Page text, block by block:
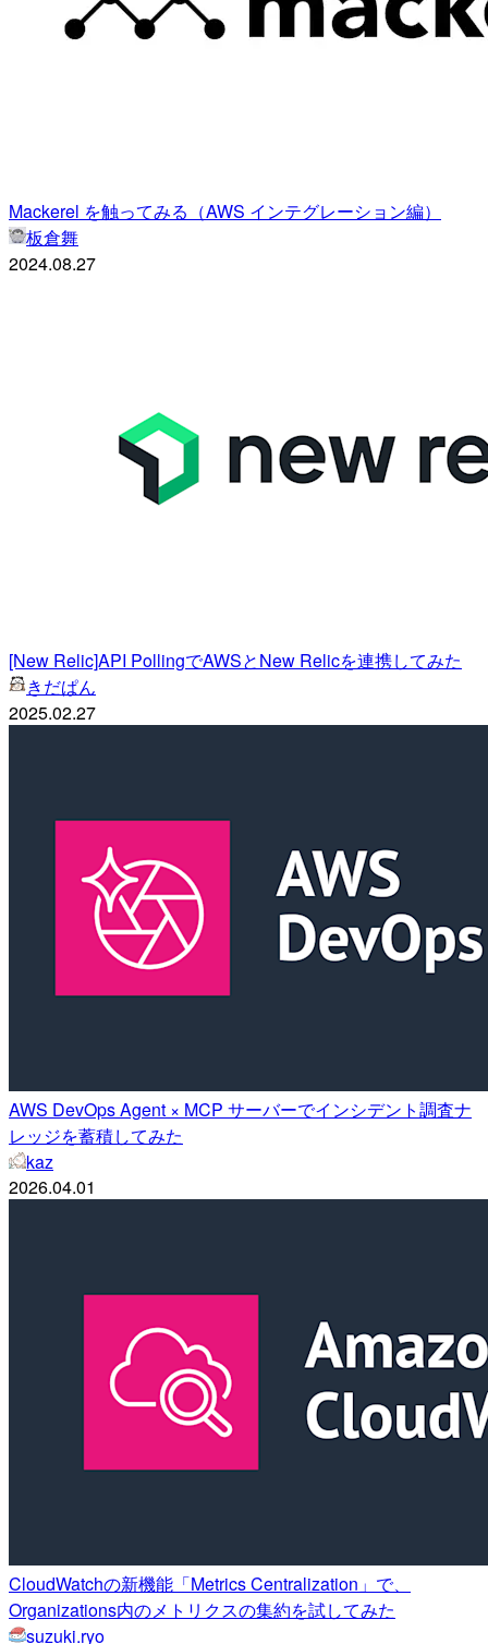
Mackerel を触ってみる（AWS インテグレーション編）
板倉舞
2024.08.27
[New Relic]API PollingでAWSとNew Relicを連携してみた
きだぱん
2025.02.27
AWS DevOps Agent × MCP サーバーでインシデント調査ナ
レッジを蓄積してみた
kaz
2026.04.01
CloudWatchの新機能「Metrics Centralization」で、
Organizations内のメトリクスの集約を試してみた
suzuki.ryo